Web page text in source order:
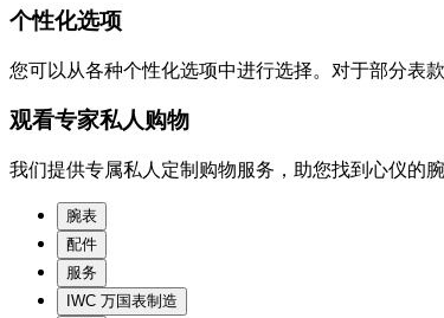
个性化选项
您可以从各种个性化选项中进行选择。对于部分表
观看专家私人购物
我们提供专属私人定制购物服务，助您找到心仪的
腕表
配件
服务
IWC 万国表制造